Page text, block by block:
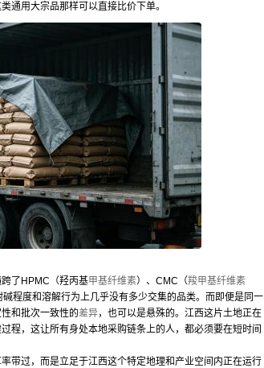
通用大宗品那样可以直接比价下单。
了HPMC（羟丙基甲基纤维素）、CMC（羧甲基纤维素
程度和溶解行为上几乎没有多少交集的品类。而即便是同一
和批次一致性的差异，也可以是悬殊的。江西这片土地正在
程，这让所有身处本地采购链条上的人，都必须要在短时间
带过，而是立足于江西这个特定地理和产业空间内正在运行